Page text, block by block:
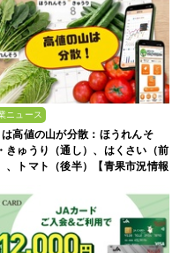
ニュース
高値の山が分散：ほうれんそ
きゅうり（通し）、はくさい（前
、トマト（後半）【青果市況情報